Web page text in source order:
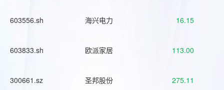
603556.sh 海兴电力 16.15
603833.sh 欧派家居 113.00
300661.sz 圣邦股份 275.11